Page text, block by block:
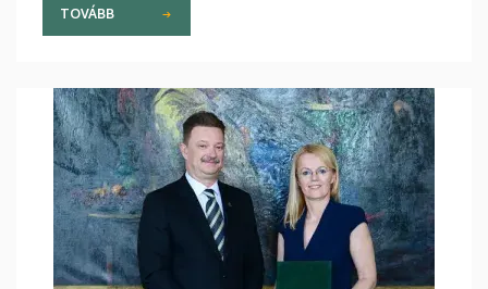
erről szóló szerződést július 2-án, csütörtökön írták
alá.
TOVÁBB